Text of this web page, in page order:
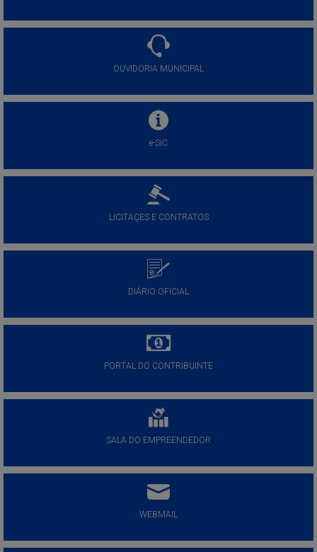
OUVIDORIA MUNICIPAL
e-SIC
LICITAÇES E CONTRATOS
DIÁRIO OFICIAL
PORTAL DO CONTRIBUINTE
SALA DO EMPREENDEDOR
WEBMAIL